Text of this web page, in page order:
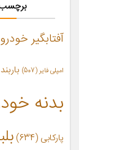
آفتابگیر خودرو
امپلی فایر (507)
بدنه
پارکابی (634)